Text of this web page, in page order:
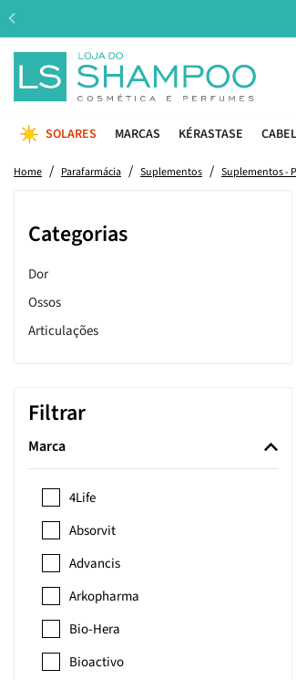
SOLARES MARCAS KÉRASTASE
Home Parafarmácia Suplementos Suplementos -
Categorias
Dor
Ossos
Articulações
Filtrar
Marca
4Life
Absorvit
Advancis
Arkopharma
Bio-Hera
Bioactivo